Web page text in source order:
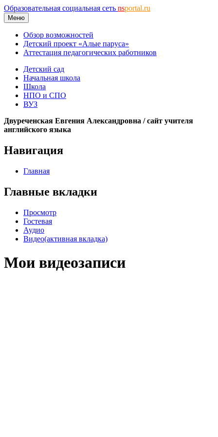
Образовательная социальная сеть nsportal.ru
Меню
Обзор возможностей
Детский проект «Алые паруса»
Аттестация педагогических работников
Детский сад
Начальная школа
Школа
НПО и СПО
ВУЗ
Двуреченская Евгения Александровна / сайт учителя
английского языка
Навигация
Главная
Главные вкладки
Просмотр
Гостевая
Аудио
Видео(активная вкладка)
Мои видеозаписи